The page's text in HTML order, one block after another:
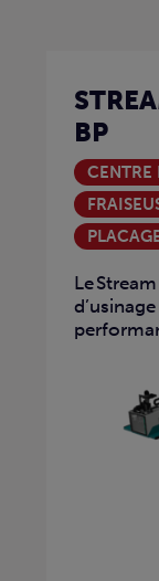
BP
CENTRE
Le